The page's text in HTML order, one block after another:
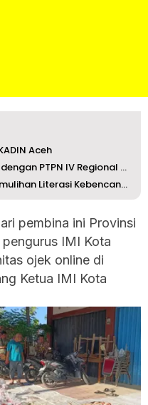
Aceh
Cabdin Langsa Jajaki Kerjasama dengan PTPN IV Regional VI...
Dosen Unsam PKM Penguatan Pemulihan Literasi Kebencanaan ...
pembina ini Provinsi
IMI Kota
ojek online di
Ketua IMI Kota